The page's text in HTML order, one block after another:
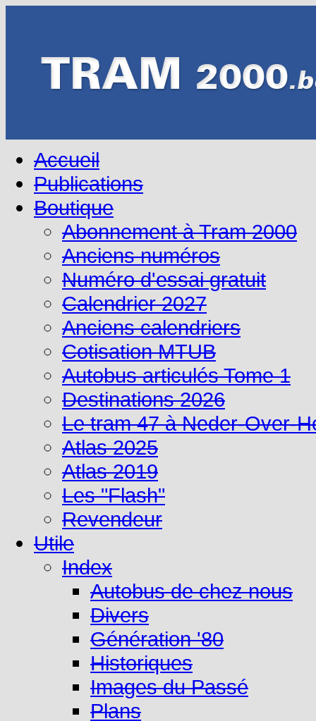
Accueil
Publications
Boutique
Abonnement à Tram 2000
Anciens numéros
Numéro d'essai gratuit
Calendrier 2027
Anciens calendriers
Cotisation MTUB
Autobus articulés Tome 1
Destinations 2026
Le tram 47 à Neder-Over-
Atlas 2025
Atlas 2019
Les "Flash"
Revendeur
Utile
Index
Autobus de chez nous
Divers
Génération '80
Historiques
Images du Passé
Plans